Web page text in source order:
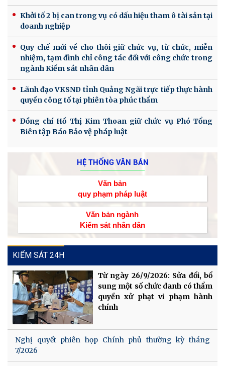
Khởi tố 2 bị can trong vụ có dấu hiệu tham ô tài sản tại
doanh nghiệp
Quy chế mới về cho thôi giữ chức vụ, từ chức, miễn
nhiệm, tạm đình chỉ công tác đối với công chức trong
ngành Kiểm sát nhân dân
Lãnh đạo VKSND tỉnh Quảng Ngãi trực tiếp thực hành
quyền công tố tại phiên tòa phúc thẩm
Đồng chí Hồ Thị Kim Thoan giữ chức vụ Phó Tổng
Biên tập Báo Bảo vệ pháp luật
HỆ THỐNG VĂN BẢN
Văn bản
quy phạm pháp luật
Văn bản ngành
Kiểm sát nhân dân
KIỂM SÁT 24H
Từ ngày 26/9/2026: Sửa đổi, bổ
sung một số chức danh có thẩm
quyền xử phạt vi phạm hành
chính
Nghị quyết phiên họp Chính phủ thường kỳ tháng
7/2026